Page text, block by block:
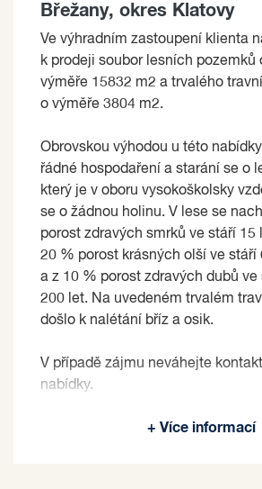
Břežany, okres Klatovy
Ve výhradním zastoupení klienta
k prodeji soubor lesních pozemků
výměře 15832 m2 a trvalého
o výměře 3804 m2.
Obrovskou výhodou u této
řádné hospodaření a starání se o
který je v oboru vysokoškolsky
se o žádnou holinu. V lese se
porost zdravých smrků ve stáří 15
20 % porost krásných olší ve stáří
a z 10 % porost zdravých dubů ve
200 let. Na uvedeném trvalém
došlo k nalétání bříz a osik.
V případě zájmu neváhejte
nabídky.
na základě jím zvolených kritérií.
+ Více informací